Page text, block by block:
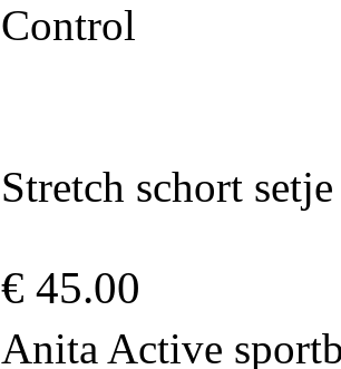
Control
Stretch schort
€ 45.00
Anita Active